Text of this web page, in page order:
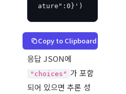
ature":0}')
Copy to Clipboard
응답 JSON에
"choices" 가 포함
되어 있으면 추론 성